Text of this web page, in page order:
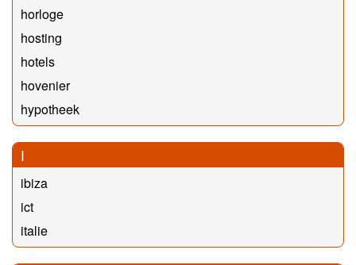
horloge
hosting
hotels
hovenier
hypotheek
I
ibiza
ict
italie